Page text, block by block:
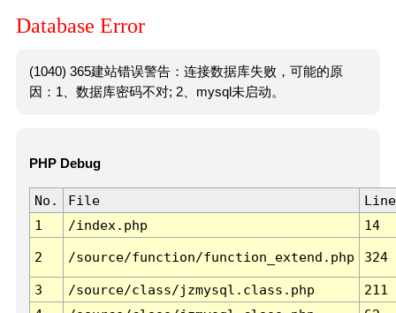
Database Error
(1040) 365建站错误警告：连接数据库失败，可能的原
因：1、数据库密码不对; 2、mysql未启动。
PHP Debug
No. File
Line
1
/index.php 14
2 /source/function/function_extend.php 324
3 /source/class/jzmysql.class.php
211